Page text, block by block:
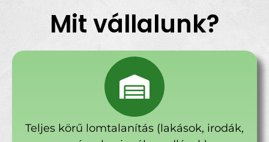
Mit vállalunk?
Teljes körű lomtalanítás (lakások, irodák,